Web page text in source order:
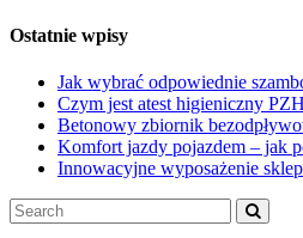
Ostatnie wpisy
Jak wybrać odpowiednie
Czym jest atest higieniczny
Betonowy zbiornik
Komfort jazdy pojazdem – jak
Innowacyjne wyposażenie